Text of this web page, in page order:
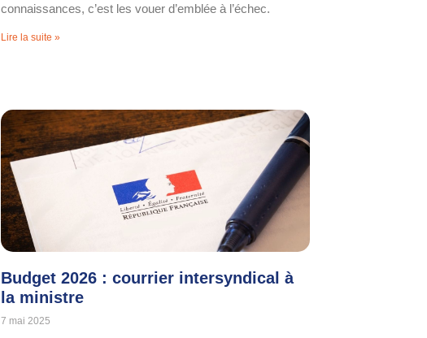
connaissances, c’est les vouer d’emblée à l’échec.
Lire la suite »
Budget 2026 : courrier intersyndical à
la ministre
7 mai 2025